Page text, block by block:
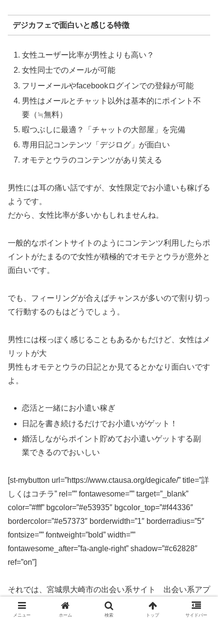
デジカフェで面白いと感じる特徴
女性ユーザー比率が男性よりも高い？
女性同士でのメールが可能
フリーメールやfacebookログインでの登録が可能
男性はメールとチャット以外は基本的にポイント不
要（≒無料）
暇つぶしに最適？「チャットの大部屋」を完備
専用日記コンテンツ「デジログ」が面白い
オモテとウラのコンテンツがあり笑える
男性には耳の痛い話ですが、女性限定でお小遣いも稼げる
ようです。
だから、女性比率が多いかもしれませんね。
一般的なポイントサイトのようにコンテンツ利用したらポ
イントがたまるので女性が積極的でオモテとウラが意外と
面白いです。
でも、フィーリングが合えばチャンスが多いので割り切っ
て行動するのもはどうでしょう。
男性には桜っぽく感じることもあるかもだけど、女性はメ
リットが大
男性もオモテとウラの日記とか見てるとかなり面白いです
よ。
恋活と一緒にお小遣い稼ぎ
日記を書き続けるだけでお小遣いがゲット！
婚活しながらポイント貯めてお小遣いゲットする副
業できるのでおいしい
[st-mybutton url=”https://www.ctausa.org/degicafe/” title=”詳
しくはコチラ” rel=”” fontawesome=”” target=”_blank”
color=”#fff” bgcolor=”#e53935″ bgcolor_top=”#f44336″
bordercolor=”#e57373″ borderwidth=”1″ borderradius=”5″
fontsize=”” fontweight=”bold” width=””
fontawesome_after=”fa-angle-right” shadow=”#c62828″
ref=”on”]
それでは、宮城県大崎市の出会い系サイト 出会い系アプ
リを実際に使ってみた感想などを解説します。
メニュー ホーム 検索 トップ サイドバー